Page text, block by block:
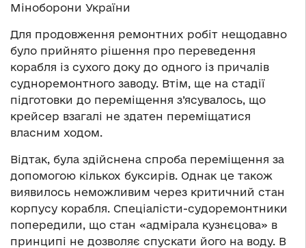
Міноборони України
Для продовження ремонтних робіт нещодавно
було прийнято рішення про переведення
корабля із сухого доку до одного із причалів
судноремонтного заводу. Втім, ще на стадії
підготовки до переміщення з’ясувалось, що
крейсер взагалі не здатен переміщатися
власним ходом.
Відтак, була здійснена спроба переміщення за
допомогою кількох буксирів. Однак це також
виявилось неможливим через критичний стан
корпусу корабля. Спеціалісти-судоремонтники
попередили, що стан «адмірала кузнєцова» в
принципі не дозволяє спускати його на воду. В